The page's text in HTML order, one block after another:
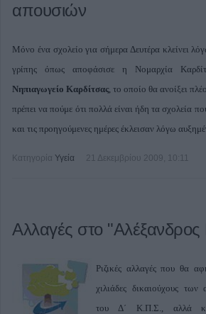
απουσιών
Μόνο ένα σχολείο για σήμερα Δευτέρα κλείνει
γρίπης όπως αποφάσισε η Νομαρχία
Νηπιαγωγείο Καρδίτσας, το οποίο θα ανοίξει
πρέπει να πούμε ότι πολλά είναι ήδη τα σχολεία
και τις προηγούμενες ημέρες έκλεισαν λόγω
Κατηγορία Υγεία 21 Δεκεμβρίου 2009, 10:11
Αλλαγές στο
Ριζικές αλλαγές που θα
χιλιάδες δικαιούχους
του Δ΄ Κ.Π.Σ., αλλά